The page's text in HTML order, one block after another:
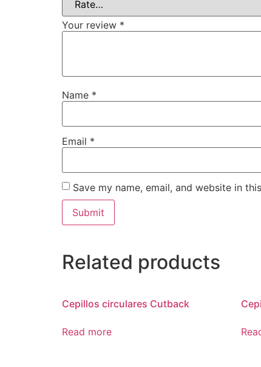
Your review *
Name *
Email *
Save my name, email, and website in
Related products
Cepillos circulares Cutback
Read more